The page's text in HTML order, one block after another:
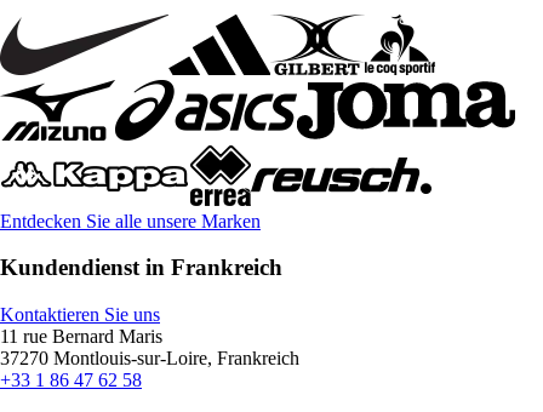
Entdecken Sie alle unsere Marken
Kundendienst in Frankreich
Kontaktieren Sie uns
11 rue Bernard Maris
37270 Montlouis-sur-Loire, Frankreich
+33 1 86 47 62 58